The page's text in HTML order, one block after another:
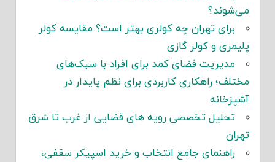
می‌شوند؟
برای تهران چه کولری بهتر است؟ مقایسه کولر
پلیمری و کولر گازی
مدیریت فضای کمد برای افراد با سبک‌های
مختلف؛ راهکاری کاربردی برای نظم پایدار در
آشپزخانه
تحلیل تخصصی رویه های قضایی از غرب تا شرق
تهران
راهنمای جامع انتخاب و خرید اسپیکر سقفی،